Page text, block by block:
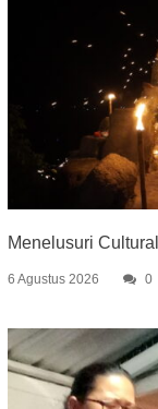
Menelusuri
6 Agustus 2026 0